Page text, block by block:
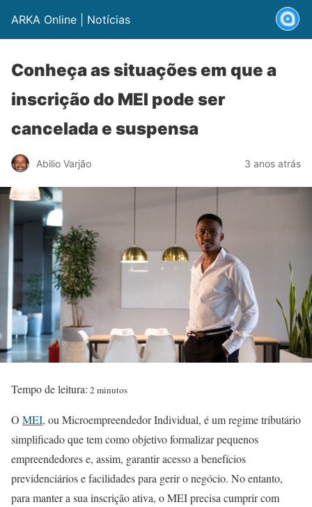
ARKA Online | Notícias
Conheça as situações em que a
inscrição do MEI pode ser
cancelada e suspensa
Abilio Varjão 3 anos atrás
Tempo de leitura: 2 minutos
O MEI, ou Microempreendedor Individual, é um regime tributário
simplificado que tem como objetivo formalizar pequenos
empreendedores e, assim, garantir acesso a benefícios
previdenciários e facilidades para gerir o negócio. No entanto,
para manter a sua inscrição ativa, o MEI precisa cumprir com